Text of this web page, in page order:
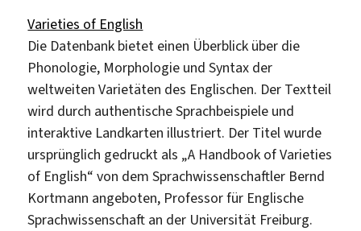
Varieties of English
Die Datenbank bietet einen Überblick über die
Phonologie, Morphologie und Syntax der
weltweiten Varietäten des Englischen. Der Textteil
wird durch authentische Sprachbeispiele und
interaktive Landkarten illustriert. Der Titel wurde
ursprünglich gedruckt als „A Handbook of Varieties
of English“ von dem Sprachwissenschaftler Bernd
Kortmann angeboten, Professor für Englische
Sprachwissenschaft an der Universität Freiburg.